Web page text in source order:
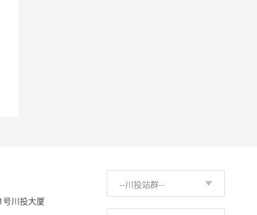
号川投大厦
--川投站群--